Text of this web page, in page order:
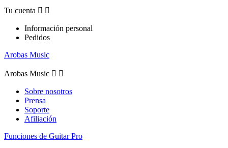
Tu cuenta  
Información personal
Pedidos
Arobas Music
Arobas Music  
Sobre nosotros
Prensa
Soporte
Afiliación
Funciones de Guitar Pro